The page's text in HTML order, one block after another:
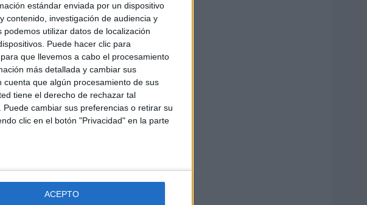
estándar enviada por un dispositivo
contenido, investigación de audiencia y
utilizar datos de localización
Puede hacer clic para
que llevemos a cabo el procesamiento
más detallada y cambiar sus
cuenta que algún procesamiento de sus
tiene el derecho de rechazar tal
cambiar sus preferencias o retirar su
clic en el botón "Privacidad" en la parte
ACEPTO
de
el bolsillo